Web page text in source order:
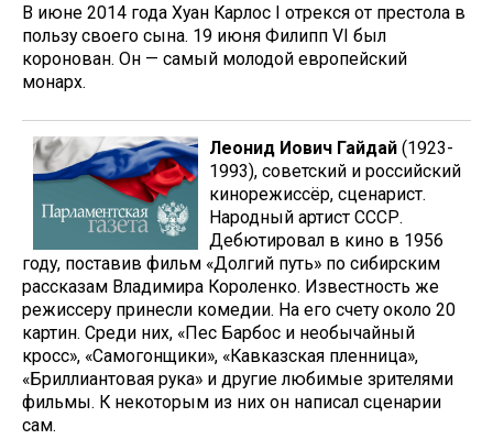
В июне 2014 года Хуан Карлос I отрекся от престола в
пользу своего сына. 19 июня Филипп VI был
коронован. Он — самый молодой европейский
монарх.
Леонид Иович Гайдай (1923-
1993), советский и российский
кинорежиссёр, сценарист.
Народный артист СССР.
Дебютировал в кино в 1956
году, поставив фильм «Долгий путь» по сибирским
рассказам Владимира Короленко. Известность же
режиссеру принесли комедии. На его счету около 20
картин. Среди них, «Пес Барбос и необычайный
кросс», «Самогонщики», «Кавказская пленница»,
«Бриллиантовая рука» и другие любимые зрителями
фильмы. К некоторым из них он написал сценарии
сам.